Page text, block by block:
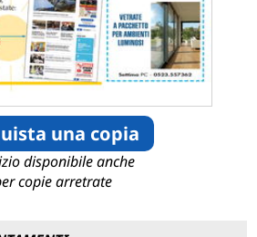
una copia
disponibile anche
copie arretrate